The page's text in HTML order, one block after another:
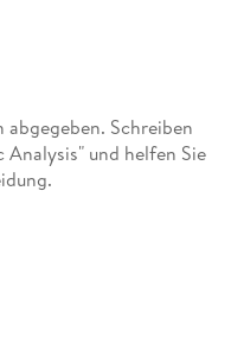
abgegeben. Schreiben
Analysis" und helfen Sie